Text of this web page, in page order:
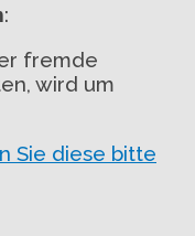
:
fremde
wird um
Sie diese bitte